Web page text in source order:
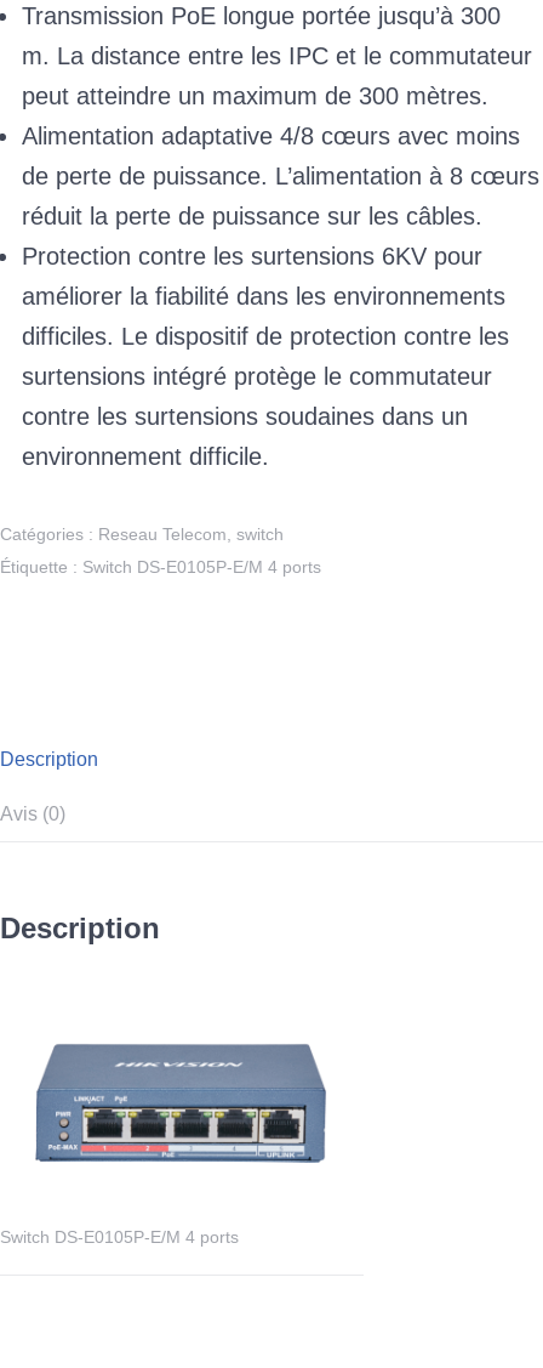
Transmission PoE longue portée jusqu’à 300
m. La distance entre les IPC et le commutateur
peut atteindre un maximum de 300 mètres.
Alimentation adaptative 4/8 cœurs avec moins
de perte de puissance. L’alimentation à 8 cœurs
réduit la perte de puissance sur les câbles.
Protection contre les surtensions 6KV pour
améliorer la fiabilité dans les environnements
difficiles. Le dispositif de protection contre les
surtensions intégré protège le commutateur
contre les surtensions soudaines dans un
environnement difficile.
Catégories : Reseau Telecom switch
Étiquette : Switch DS-E0105P-E/M 4 ports
Description
Avis (0)
Description
Switch DS-E0105P-E/M 4 ports